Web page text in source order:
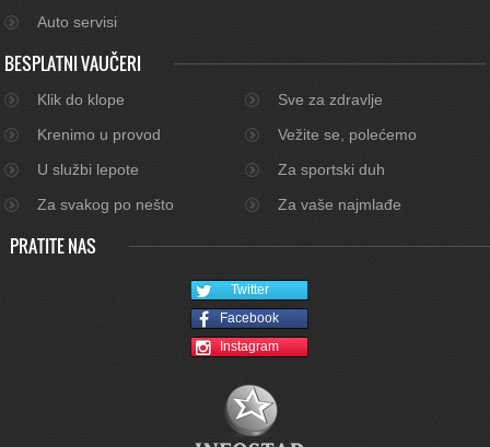
Auto servisi
BESPLATNI VAUČERI
Klik do klope
Sve za zdravlje
Krenimo u provod
Vežite se, polećemo
U službi lepote
Za sportski duh
Za svakog po nešto
Za vaše najmlađe
PRATITE NAS
Twitter
Facebook
Instagram